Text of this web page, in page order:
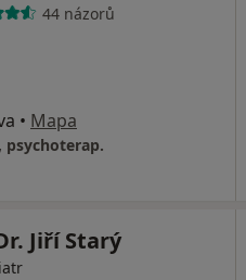
44 názorů
• Mapa
psychoterap.
Jiří Starý